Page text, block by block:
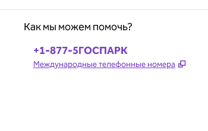
Как мы можем помочь?
Телефон:
+1-877-5ГОСПАРК
Международные телефонные номера ,